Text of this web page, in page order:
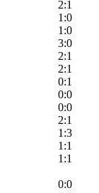
2:1
1:0
1:0
3:0
2:1
2:1
0:1
0:0
0:0
2:1
1:3
1:1
1:1
0:0